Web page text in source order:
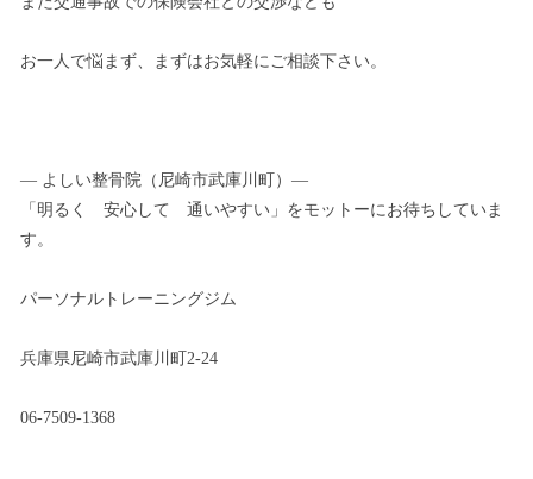
お一人で悩まず、まずはお気軽にご相談下さい。
— よしい整骨院（尼崎市武庫川町）—
「明るく 安心して 通いやすい」をモットーにお待ちしていま
す。
パーソナルトレーニングジム
兵庫県尼崎市武庫川町2-24
06-7509-1368